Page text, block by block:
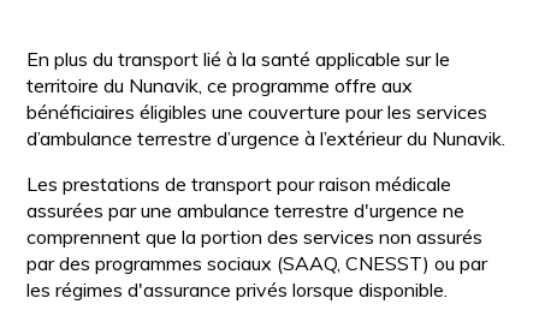
En plus du transport lié à la santé applicable sur le
territoire du Nunavik, ce programme offre aux
bénéficiaires éligibles une couverture pour les services
d’ambulance terrestre d’urgence à l’extérieur du Nunavik.
Les prestations de transport pour raison médicale
assurées par une ambulance terrestre d'urgence ne
comprennent que la portion des services non assurés
par des programmes sociaux (SAAQ, CNESST) ou par
les régimes d'assurance privés lorsque disponible.